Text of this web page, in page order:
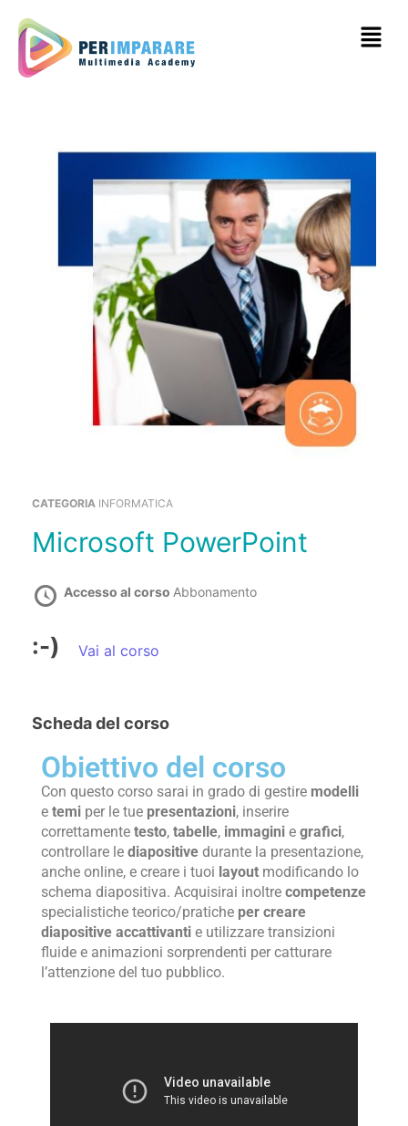
CATEGORIA INFORMATICA
Microsoft PowerPoint
Accesso al corso Abbonamento
:-) Vai al corso
Scheda del corso
Obiettivo del corso
Con questo corso sarai in grado di gestire modelli
e temi per le tue presentazioni, inserire
correttamente testo, tabelle, immagini e grafici,
controllare le diapositive durante la presentazione,
anche online, e creare i tuoi layout modificando lo
schema diapositiva. Acquisirai inoltre competenze
specialistiche teorico/pratiche per creare
diapositive accattivanti e utilizzare transizioni
fluide e animazioni sorprendenti per catturare
l’attenzione del tuo pubblico.